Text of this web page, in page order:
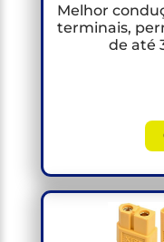
Melhor
terminais,
de até